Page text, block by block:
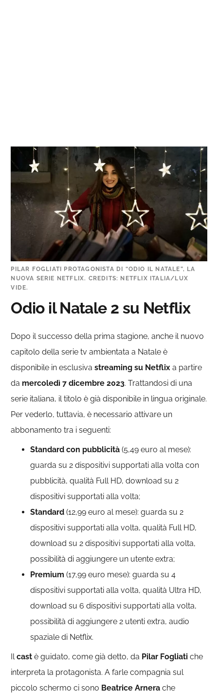
PILAR FOGLIATI PROTAGONISTA DI “ODIO IL NATALE”, LA
NUOVA SERIE NETFLIX. CREDITS: NETFLIX ITALIA/LUX
VIDE.
Odio il Natale 2 su Netflix
Dopo il successo della prima stagione, anche il nuovo
capitolo della serie tv ambientata a Natale è
disponibile in esclusivastreaming su Netflix a partire
da mercoledì 7 dicembre 2023. Trattandosi di una
serie italiana, il titolo è già disponibile in lingua originale.
Per vederlo, tuttavia, è necessario attivare un
abbonamento tra i seguenti:
Standard con pubblicità (5,49 euro al mese):
guarda su 2 dispositivi supportati alla volta con
pubblicità, qualità Full HD, download su 2
dispositivi supportati alla volta;
Standard (12,99 euro al mese): guarda su 2
dispositivi supportati alla volta, qualità Full HD,
download su 2 dispositivi supportati alla volta,
possibilità di aggiungere un utente extra;
Premium (17,99 euro mese): guarda su 4
dispositivi supportati alla volta, qualità Ultra HD,
download su 6 dispositivi supportati alla volta,
possibilità di aggiungere 2 utenti extra, audio
spaziale di Netflix.
Ilcast è guidato, come già detto, da Pilar Fogliati che
interpreta la protagonista. A farle compagnia sul
piccolo schermo ci sono Beatrice Arnera che